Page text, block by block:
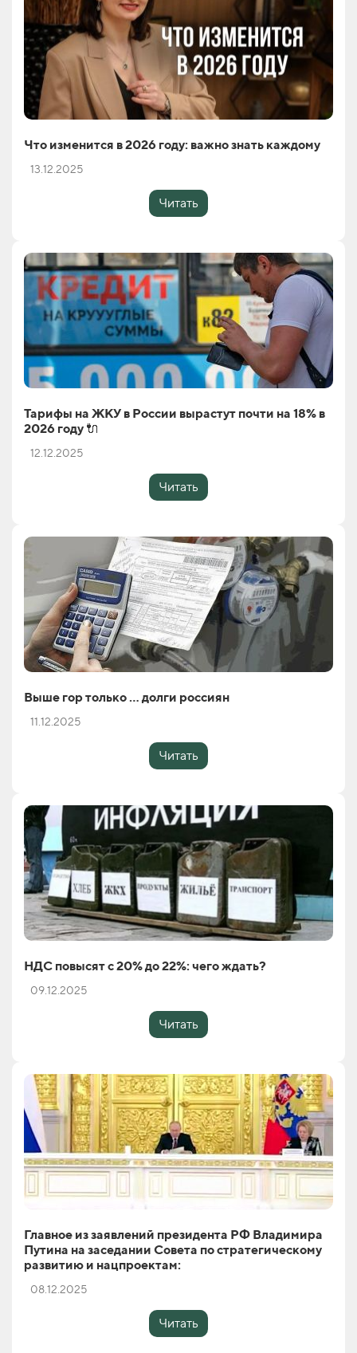
Что изменится в 2026 году: важно знать каждому
13.12.2025
Читать
Тарифы на ЖКУ в России вырастут почти на 18% в
2026 году 🔌
12.12.2025
Читать
Выше гор только … долги россиян
11.12.2025
Читать
НДС повысят с 20% до 22%: чего ждать?
09.12.2025
Читать
Главное из заявлений президента РФ Владимира
Путина на заседании Совета по стратегическому
развитию и нацпроектам:
08.12.2025
Читать